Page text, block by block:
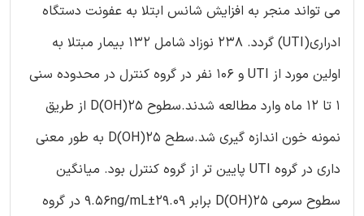
می تواند منجر به افزایش شانس ابتلا به عفونت دستگاه
ادراری(UTI) گردد. 238 نوزاد شامل 132 بیمار مبتلا به
اولین مورد از UTI و 106 نفر در گروه کنترل در محدوده سنی
1 تا 12 ماه وارد مطالعه شدند.سطوح 25(OH)D از طریق
نمونه خون اندازه گیری شد.سطح 25(OH)D به طور معنی
داری در گروه UTI پایین تر از گروه کنترل بود. میانگین
سطوح سرمی 25(OH)D برابر 29.09±9.56ng/mL در گروه